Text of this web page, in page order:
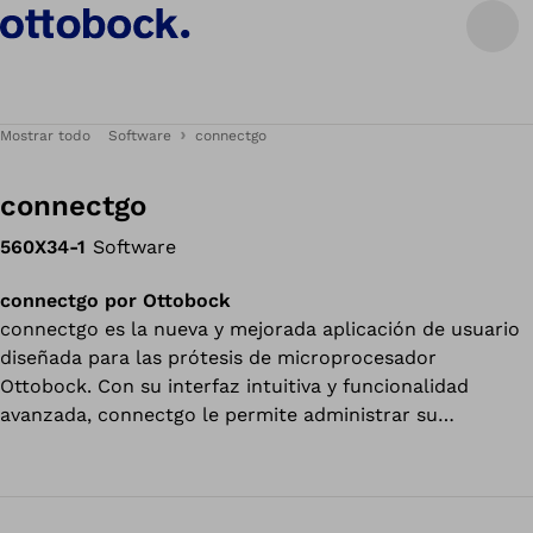
Mostrar todo Software connectgo
connectgo
560X34-1 Software
connectgo por Ottobock
connectgo es la nueva y mejorada aplicación de usuario
diseñada para las prótesis de microprocesador
Ottobock. Con su interfaz intuitiva y funcionalidad
avanzada, connectgo le permite administrar su